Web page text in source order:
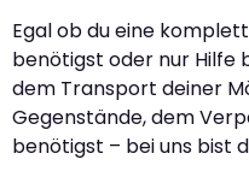
Egal ob du eine
benötigst oder nur Hilfe
dem Transport deiner
Gegenstände, dem
benötigst – bei uns bist